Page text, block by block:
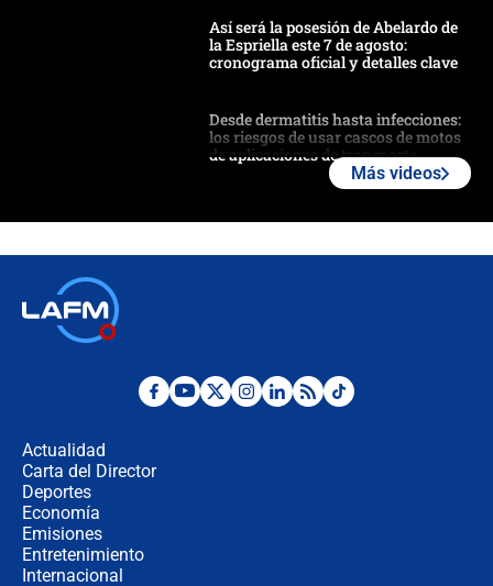
Así será la posesión de Abelardo de
la Espriella este 7 de agosto:
cronograma oficial y detalles clave
Desde dermatitis hasta infecciones:
los riesgos de usar cascos de motos
de aplicaciones de transporte
Posesión de Abelardo De La Espriella
Más videos
Actualidad
Carta del Director
Deportes
Economía
Emisiones
Entretenimiento
Internacional